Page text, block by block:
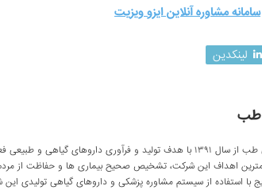
سامانه مشاوره آنلاین ایزو ویزیت
لینکدین
طب
شرکت تحقیقاتی پارسی طب از سال ۱۳۹۱ با هدف تولید و فرآوری داروهای گیاهی و
اهداف این شرکت، تشخیص صحیح بیماری ها و حفاظت از مردم
با استفاده از سیستم مشاوره پزشکی و داروهای گیاهی تولیدی